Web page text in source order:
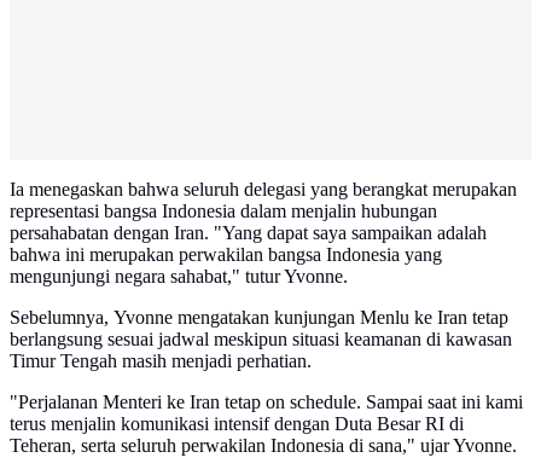
Ia menegaskan bahwa seluruh delegasi yang berangkat merupakan
representasi bangsa Indonesia dalam menjalin hubungan
persahabatan dengan Iran. "Yang dapat saya sampaikan adalah
bahwa ini merupakan perwakilan bangsa Indonesia yang
mengunjungi negara sahabat," tutur Yvonne.
Sebelumnya, Yvonne mengatakan kunjungan Menlu ke Iran tetap
berlangsung sesuai jadwal meskipun situasi keamanan di kawasan
Timur Tengah masih menjadi perhatian.
"Perjalanan Menteri ke Iran tetap on schedule. Sampai saat ini kami
terus menjalin komunikasi intensif dengan Duta Besar RI di
Teheran, serta seluruh perwakilan Indonesia di sana," ujar Yvonne.